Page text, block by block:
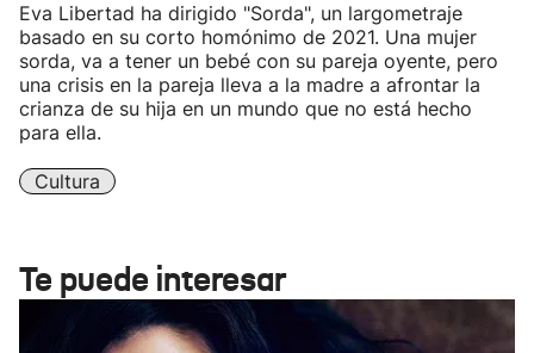
Eva Libertad ha dirigido "Sorda", un largometraje
basado en su corto homónimo de 2021. Una mujer
sorda, va a tener un bebé con su pareja oyente, pero
una crisis en la pareja lleva a la madre a afrontar la
crianza de su hija en un mundo que no está hecho
para ella.
Cultura
Te puede interesar